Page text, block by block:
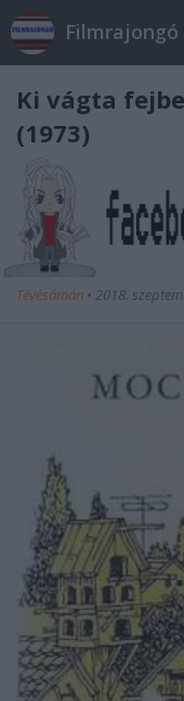
Filmrajongó
Ki vágta
(1973)
Tévésámán • 2018.